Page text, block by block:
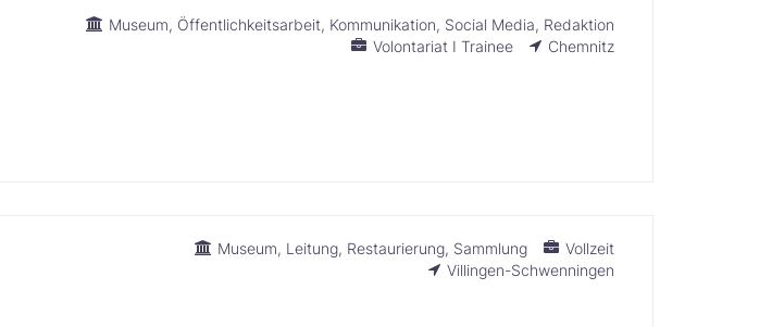
Museum Öffentlichkeitsarbeit Kommunikation Social Media Redaktion
Volontariat I Trainee
Chemnitz
Museum Leitung Restaurierung Sammlung
Vollzeit
Villingen-Schwenningen